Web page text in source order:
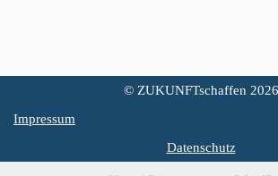
© ZUKUNFTschaffen 2026
Impressum
Datenschutz